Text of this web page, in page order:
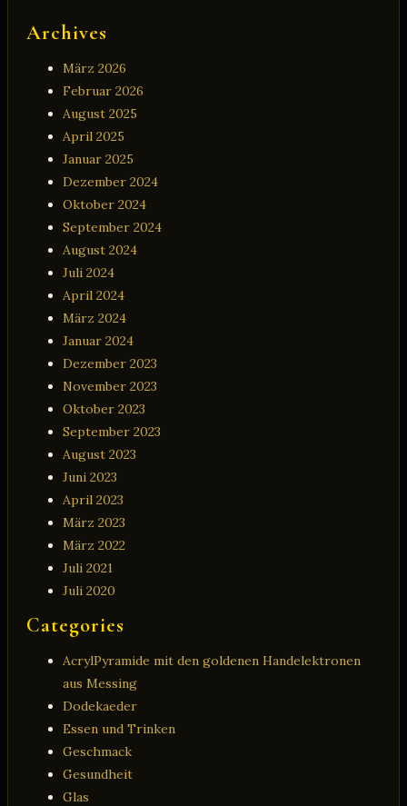
Archives
März 2026
Februar 2026
August 2025
April 2025
Januar 2025
Dezember 2024
Oktober 2024
September 2024
August 2024
Juli 2024
April 2024
März 2024
Januar 2024
Dezember 2023
November 2023
Oktober 2023
September 2023
August 2023
Juni 2023
April 2023
März 2023
März 2022
Juli 2021
Juli 2020
Categories
AcrylPyramide mit den goldenen Handelektronen
aus Messing
Dodekaeder
Essen und Trinken
Geschmack
Gesundheit
Glas